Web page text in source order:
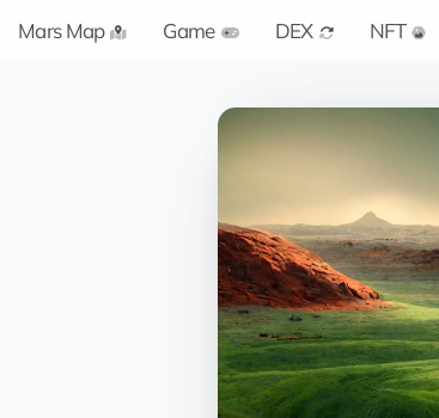
Mars Map Game DEX NFT